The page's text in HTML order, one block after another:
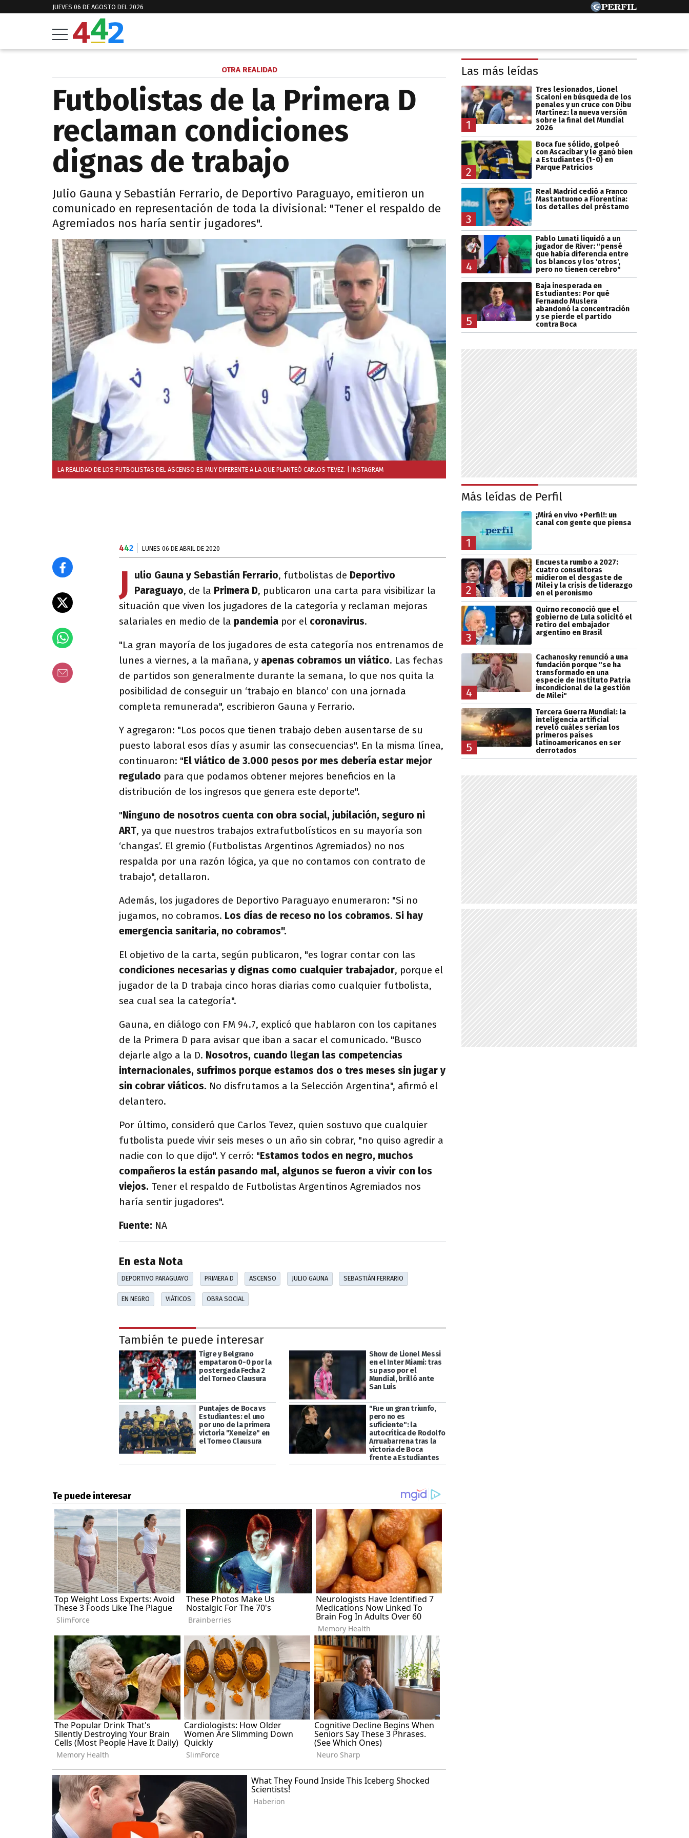
JUEVES 06 DE AGOSTO DEL 2026
OTRA REALIDAD
Futbolistas de la Primera D
reclaman condiciones
dignas de trabajo
Julio Gauna y Sebastián Ferrario, de Deportivo Paraguayo, emitieron un
comunicado en representación de toda la divisional: "Tener el respaldo de
Agremiados nos haría sentir jugadores".
LA REALIDAD DE LOS FUTBOLISTAS DEL ASCENSO ES MUY DIFERENTE A LA QUE PLANTEÓ CARLOS TEVEZ. | INSTAGRAM
442 LUNES 06 DE ABRIL DE 2020
J ulio Gauna y Sebastián Ferrario, futbolistas de Deportivo
Paraguayo, de la Primera D, publicaron una carta para visibilizar la
situación que viven los jugadores de la categoría y reclaman mejoras
salariales en medio de la pandemia por el coronavirus.
"La gran mayoría de los jugadores de esta categoría nos entrenamos de
lunes a viernes, a la mañana, y apenas cobramos un viático. Las fechas
de partidos son generalmente durante la semana, lo que nos quita la
posibilidad de conseguir un ‘trabajo en blanco’ con una jornada
completa remunerada", escribieron Gauna y Ferrario.
Y agregaron: "Los pocos que tienen trabajo deben ausentarse de su
puesto laboral esos días y asumir las consecuencias". En la misma línea,
continuaron: "El viático de 3.000 pesos por mes debería estar mejor
regulado para que podamos obtener mejores beneficios en la
distribución de los ingresos que genera este deporte".
"Ninguno de nosotros cuenta con obra social, jubilación, seguro ni
ART, ya que nuestros trabajos extrafutbolísticos en su mayoría son
‘changas’. El gremio (Futbolistas Argentinos Agremiados) no nos
respalda por una razón lógica, ya que no contamos con contrato de
trabajo", detallaron.
Además, los jugadores de Deportivo Paraguayo enumeraron: "Si no
jugamos, no cobramos. Los días de receso no los cobramos. Si hay
emergencia sanitaria, no cobramos".
El objetivo de la carta, según publicaron, "es lograr contar con las
condiciones necesarias y dignas como cualquier trabajador, porque el
jugador de la D trabaja cinco horas diarias como cualquier futbolista,
sea cual sea la categoría".
Gauna, en diálogo con FM 94.7, explicó que hablaron con los capitanes
de la Primera D para avisar que iban a sacar el comunicado. "Busco
dejarle algo a la D. Nosotros, cuando llegan las competencias
internacionales, sufrimos porque estamos dos o tres meses sin jugar y
sin cobrar viáticos. No disfrutamos a la Selección Argentina", afirmó el
delantero.
Por último, consideró que Carlos Tevez, quien sostuvo que cualquier
futbolista puede vivir seis meses o un año sin cobrar, "no quiso agredir a
nadie con lo que dijo". Y cerró: "Estamos todos en negro, muchos
compañeros la están pasando mal, algunos se fueron a vivir con los
viejos. Tener el respaldo de Futbolistas Argentinos Agremiados nos
haría sentir jugadores".
Fuente: NA
En esta Nota
DEPORTIVO PARAGUAYO PRIMERA D ASCENSO JULIO GAUNA SEBASTIÁN FERRARIO
EN NEGRO VIÁTICOS OBRA SOCIAL
También te puede interesar
Tigre y Belgrano
empataron 0-0 por la
postergada Fecha 2
del Torneo Clausura
Show de Lionel Messi
en el Inter Miami: tras
su paso por el
Mundial, brilló ante
San Luis
Puntajes de Boca vs
Estudiantes: el uno
por uno de la primera
victoria "Xeneize" en
el Torneo Clausura
"Fue un gran triunfo,
pero no es
suficiente": la
autocrítica de Rodolfo
Arruabarrena tras la
victoria de Boca
frente a Estudiantes
Las más leídas
1
Tres lesionados, Lionel
Scaloni en búsqueda de los
penales y un cruce con Dibu
Martínez: la nueva versión
sobre la final del Mundial
2026
2
Boca fue sólido, golpeó
con Ascacibar y le ganó bien
a Estudiantes (1-0) en
Parque Patricios
3
Real Madrid cedió a Franco
Mastantuono a Fiorentina:
los detalles del préstamo
4
Pablo Lunati liquidó a un
jugador de River: "pensé
que había diferencia entre
los blancos y los 'otros',
pero no tienen cerebro"
5
Baja inesperada en
Estudiantes: Por qué
Fernando Muslera
abandonó la concentración
y se pierde el partido
contra Boca
Más leídas de Perfil
1
¡Mirá en vivo +Perfil!: un
canal con gente que piensa
2
Encuesta rumbo a 2027:
cuatro consultoras
midieron el desgaste de
Milei y la crisis de liderazgo
en el peronismo
3
Quirno reconoció que el
gobierno de Lula solicitó el
retiro del embajador
argentino en Brasil
4
Cachanosky renunció a una
fundación porque "se ha
transformado en una
especie de Instituto Patria
incondicional de la gestión
de Milei"
5
Tercera Guerra Mundial: la
inteligencia artificial
reveló cuáles serían los
primeros países
latinoamericanos en ser
derrotados